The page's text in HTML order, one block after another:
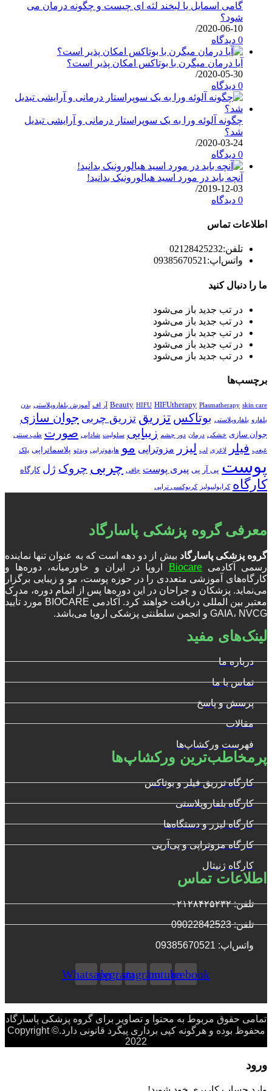
گامی اسمایل یا لبخند لثه ای چیست و چگونه درمان می
شود؟
2020-06-10
/
0 دیدگاه
آیا درمان میگرن با بوتاکس امکان پذیر است؟
2020-05-30
/
0 دیدگاه
چگونه آلوئه ورا به یک سوپراستار درمانی و آرایشی تبدیل
شد؟
2020-03-24
/
0 دیدگاه
آنچه باید در مورد اسید هیالورونیک بدانید!
2019-12-03
/
0 دیدگاه
اطلاعات تماس
تلفن:02128425232
واتس‌اپ: 09385670521
ما را دنبال کنید
در تب جدید باز می‌شود
در تب جدید باز می‌شود
در تب جدید باز می‌شود
در تب جدید باز می‌شود
در تب جدید باز می‌شود
برچسب‌ها
Beauty HIFU HIFUtherapy Plasmatherapy skin care آر اف آموزش بلفاروپلاستی بدن
بلفارو بلفاروپلاستی بوتاکس تزریق تزریق چربی جوان سازی
جوان سازی خشکی درمان دور چشم زیبایی سلولیت شادابی صورت طب سنتی
غبغب فیلر لاغری لب لیزر مزوتراپی مو هایفوتراپی ویدئو پلاسماتراپی پلک
پوست پی آر پی پیری پوست چاقی چربی چروک ژل کارگاه
کارگاه کرایولیپولیز کربوکسی تراپی
معرفی گروه پزشکی پاسارگاد
گروه پزشکی پاسارگاد بیش از دو دهه است که به عنوان تنها نماینده
رسمی آکادمیBiocare
اروپا در ایران و خاورمیانه، دوره‌ها و
کارگاه‌های آموزشی متعددی را در حوزه پوست، مو و زیبایی برگزار
می‌نماید. پزشکان و جراحان در این دوره‌ها پس از اتمام دوره، مدرک
معتبر بین المللی دریافت خواهند کرد. آکادمی BIOCARE مورد تأیید
GAIA، NVCG و انجمن سلطنتی پزشکی اروپا می‌باشد.
لینک‌های مفید
درباره ما
تماس با ما
پرسش و پاسخ
مقالات
فهرست ورکشاپ‌ها
پرمخاطب‌ترین ورکشاپ‌ها
کارگاه تزریق فیلر و بوتاکس
کارگاه بلفاروپلاستی
کارگاه لیزر و دستگاه‌ها
کارگاه مزوتراپی و پی‌آرپی
کارگاه ژنیتال
اطلاعات تماس
تلفن: ۰۲۱۲۸۴۲۵۲۳۲
تلفن: 09022842523
واتس‌‌اپ: 09385670521
Facebook
Youtube
Instagram
Telegram
Whatsapp
تمامی حقوق مربوط به محتوا و تصاویر برای گروه پزشکی پاسارگاد
محفوظ بوده و هرگونه کپی برداری پیگرد قانونی دارد.Copyright ©
2022
ورود